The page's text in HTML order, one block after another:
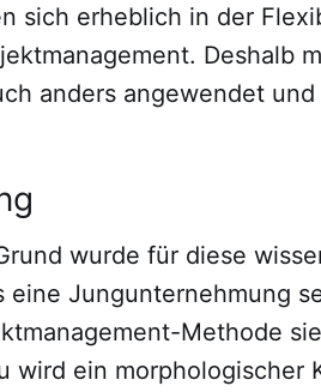
sich erheblich in der
Deshalb
anders angewendet
wurde für diese
eine Jungunternehmung
Methode
wird ein morphologischer